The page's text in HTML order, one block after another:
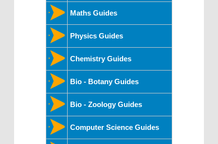
Maths Guides
Physics Guides
Chemistry Guides
Bio - Botany Guides
Bio - Zoology Guides
Computer Science Guides